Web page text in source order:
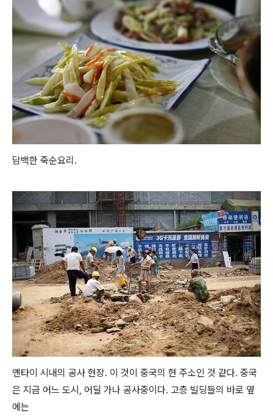
담백한 죽순요리.
옌타이 시내의 공사 현장. 이 것이 중국의 현 주소인 것 같다. 중국
은 지금 어느 도시, 어딜 가나 공사중이다. 고층 빌딩들의 바로 옆
에는